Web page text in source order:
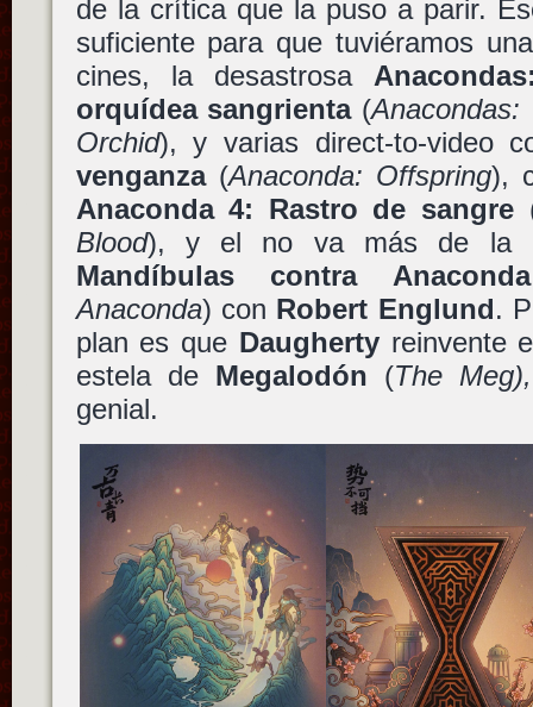
de la crítica que la puso a parir.
suficiente para que tuviéramos
cines, la desastrosa
orquídea sangrienta(
Orchid), y varias direct-to-video
venganza(Anaconda: Offspring),
Anaconda 4: Rastro de sangre
Blood), y el no va más de la
Mandíbulas contra Anaconda
Anaconda) con Robert Englund.
plan es que Daughertyreinvente
estela de Megalodón (The Meg),
genial.